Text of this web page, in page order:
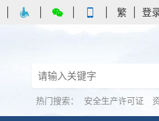
繁 登
热门搜索： 安全生产许可证